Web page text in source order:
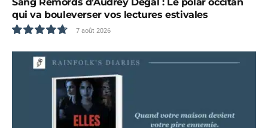
qui va bouleverser vos lectures estivales
9.5
7 août 2026